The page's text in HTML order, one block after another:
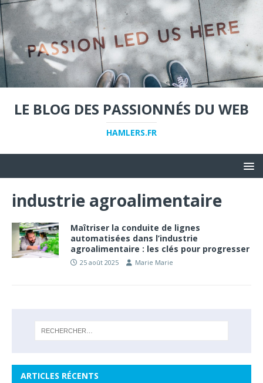
LE BLOG DES PASSIONNÉS DU WEB
HAMLERS.FR
industrie agroalimentaire
Maîtriser la conduite de lignes
automatisées dans l’industrie
agroalimentaire : les clés pour progresser
25 août 2025 Marie Marie
ARTICLES RÉCENTS